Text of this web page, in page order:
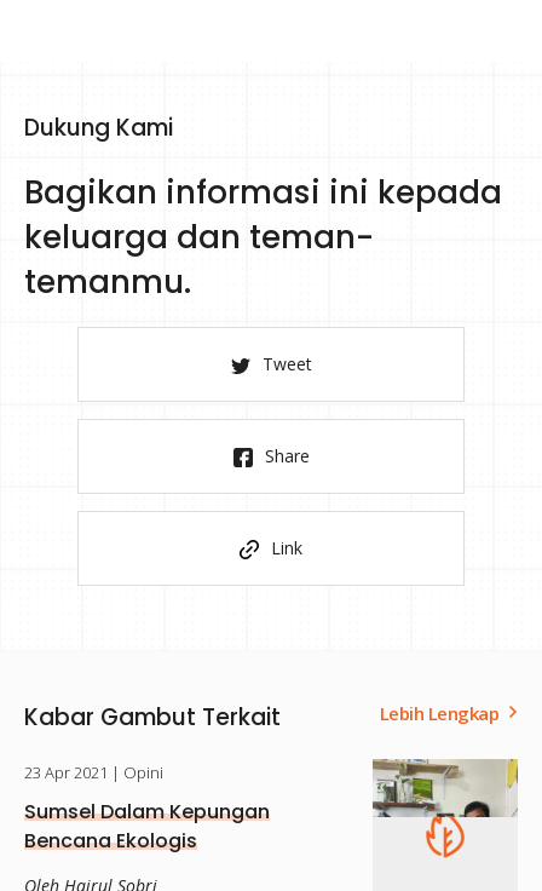
Dukung Kami
Bagikan informasi ini kepada
keluarga dan teman-
temanmu.
Tweet
Share
Link
Kabar Gambut Terkait Lebih Lengkap
23 Apr 2021 | Opini
Sumsel Dalam Kepungan
Bencana Ekologis
Oleh Hairul Sobri